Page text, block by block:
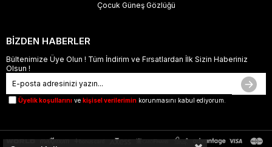
Çocuk Güneş Gözlüğü
BİZDEN HABERLER
Bültenimize Üye Olun ! Tüm İndirim ve Fırsatlardan İlk Sizin Haberiniz
Olsun !
Üyelik koşullarını ve kişisel verilerimin korunmasını kabul ediyorum.